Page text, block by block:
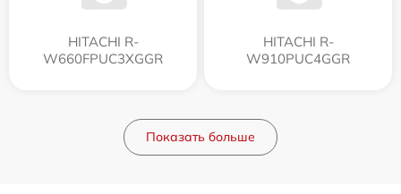
HITACHI R-
W660FPUC3XGGR
HITACHI R-
W910PUC4GGR
Показать больше